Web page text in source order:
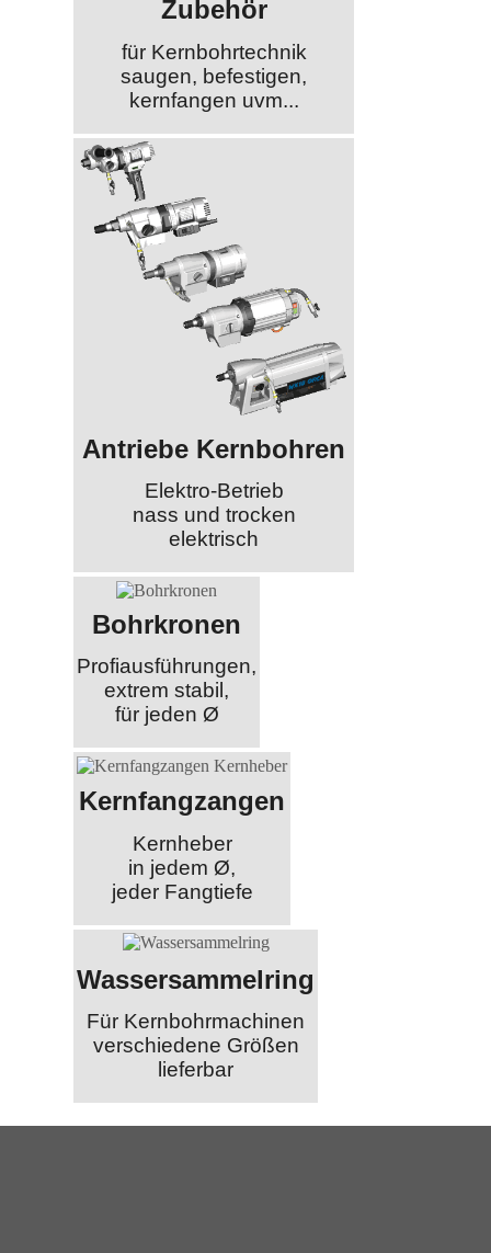
Zubehör
für Kernbohrtechnik
saugen, befestigen,
kernfangen uvm...
Antriebe Kernbohren
Elektro-Betrieb
nass und trocken
elektrisch
Bohrkronen
Profiausführungen,
extrem stabil,
für jeden Ø
Kernfangzangen
Kernheber
in jedem Ø,
jeder Fangtiefe
Wassersammelring
Für Kernbohrmachinen
verschiedene Größen
lieferbar